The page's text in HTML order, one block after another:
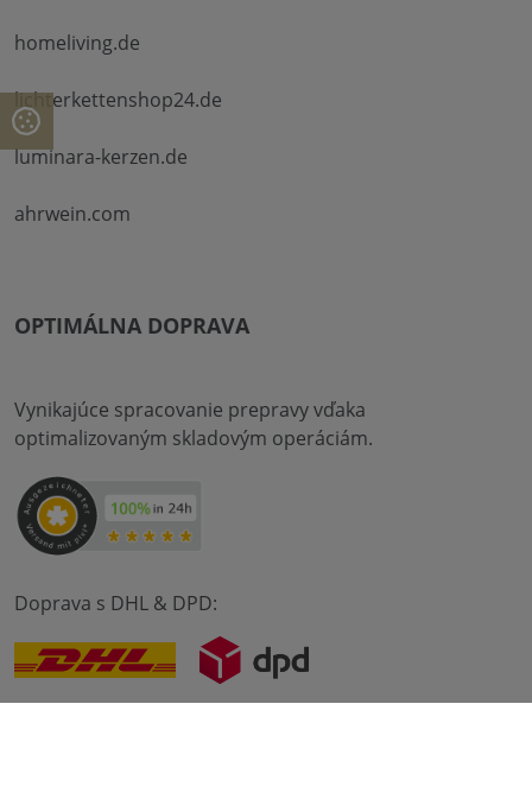
homeliving.de
lichterkettenshop24.de
luminara-kerzen.de
ahrwein.com
OPTIMÁLNA DOPRAVA
Vynikajúce spracovanie prepravy vďaka
optimalizovaným skladovým operáciám.
Doprava s DHL & DPD: